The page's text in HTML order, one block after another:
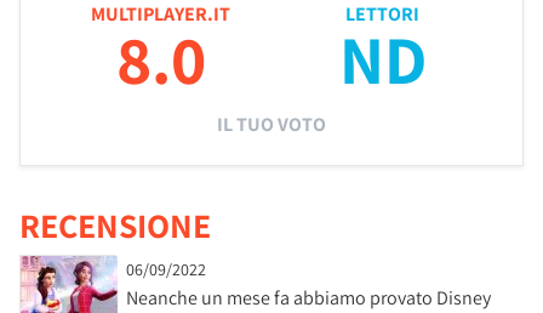
MULTIPLAYER.IT
8.0
LETTORI
ND
IL TUO VOTO
RECENSIONE
06/09/2022
Neanche un mese fa abbiamo provato Disney